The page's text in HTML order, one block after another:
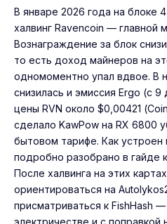
В январе 2026 года на блоке
халвинг Ravencoin — главной
Вознаграждение за блок
то есть доход майнеров на
одномоментно упал вдвое. В
снизилась и эмиссия Ergo (с 9
цены RVN около $0,00421
сделало KawPow на RX 6800
бытовом тарифе. Как устроен
подробно разобрано в гайде
После халвинга на этих
ориентироваться на
присматриваться к FishHash
электричестве и с поправкой